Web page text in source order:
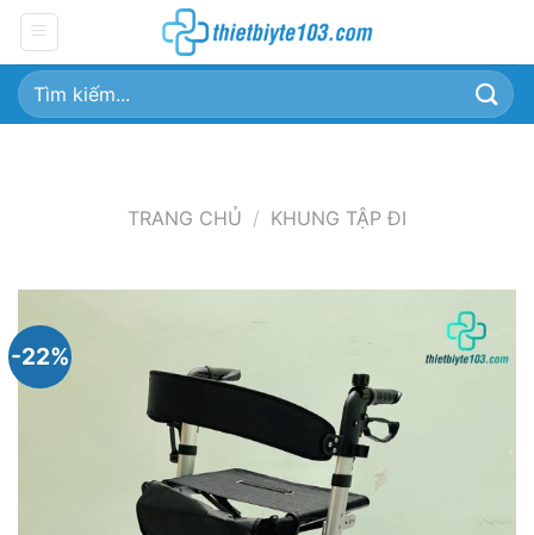
Chuyển
đến
nội
dung
Tìm
kiếm:
TRANG CHỦ / KHUNG TẬP ĐI
-22%